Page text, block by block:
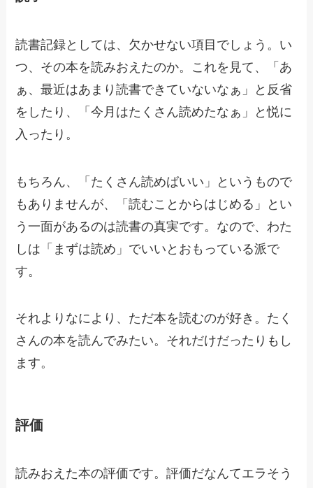
読書記録としては、欠かせない項目でしょう。い
つ、その本を読みおえたのか。これを見て、「あ
ぁ、最近はあまり読書できていないなぁ」と反省
をしたり、「今月はたくさん読めたなぁ」と悦に
入ったり。
もちろん、「たくさん読めばいい」というもので
もありませんが、「読むことからはじめる」とい
う一面があるのは読書の真実です。なので、わた
しは「まずは読め」でいいとおもっている派で
す。
それよりなにより、ただ本を読むのが好き。たく
さんの本を読んでみたい。それだけだったりもし
ます。
評価
読みおえた本の評価です。評価だなんてエラそう